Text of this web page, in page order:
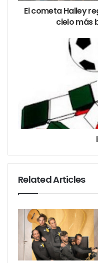
Espectáculo para
Ojos de madrese
fibras íntimas sin
ideal para quienes
pero también deja
El cometa Halley
cielo más
Related Articles